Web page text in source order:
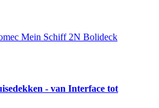
- van Interface tot